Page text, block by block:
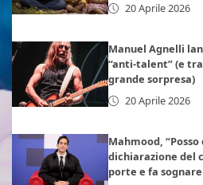
20 Aprile 2026
Manuel Agnelli
“anti-talent” (e
grande sorpresa)
20 Aprile 2026
Mahmood, “Posso
dichiarazione del
porte e fa